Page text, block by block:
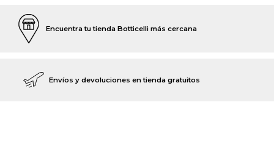
Encuentra tu tienda Botticelli más cercana
Envíos y devoluciones en tienda gratuitos